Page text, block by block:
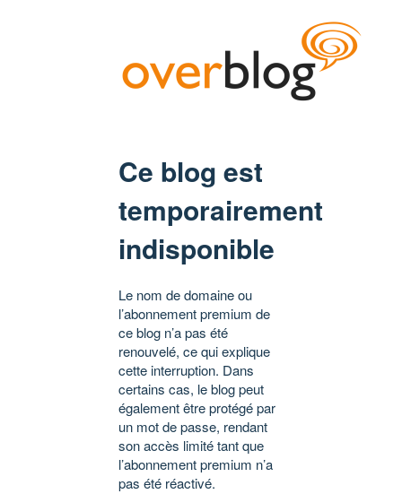
Ce blog est
temporairement
indisponible
Le nom de domaine ou
l’abonnement premium de
ce blog n’a pas été
renouvelé, ce qui explique
cette interruption. Dans
certains cas, le blog peut
également être protégé par
un mot de passe, rendant
son accès limité tant que
l’abonnement premium n’a
pas été réactivé.